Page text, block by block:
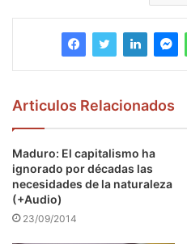
Articulos Relacionados
Maduro: El capitalismo ha
ignorado por décadas las
necesidades de la naturaleza
(+Audio)
23/09/2014